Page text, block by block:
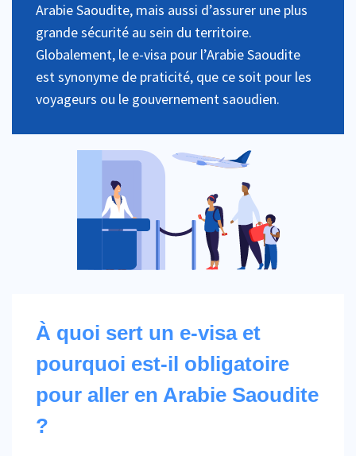
Arabie Saoudite, mais aussi d’assurer une plus
grande sécurité au sein du territoire.
Globalement, le e-visa pour l’Arabie Saoudite
est synonyme de praticité, que ce soit pour les
voyageurs ou le gouvernement saoudien.
À quoi sert un e-visa et
pourquoi est-il obligatoire
pour aller en Arabie Saoudite
?